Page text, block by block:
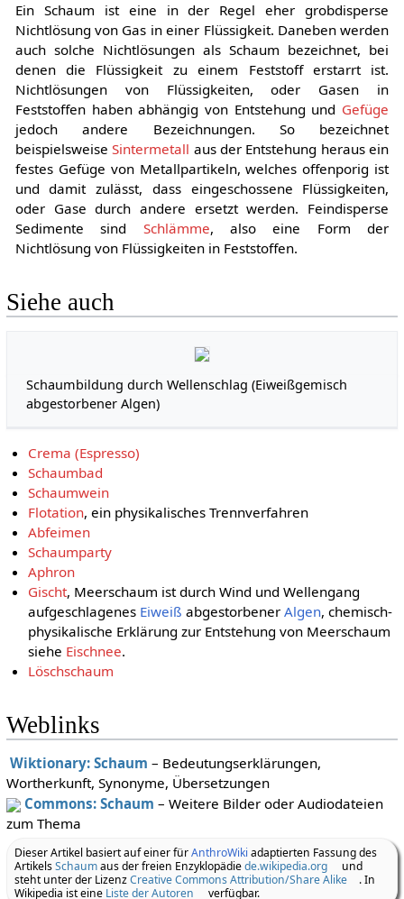
Ein Schaum ist eine in der Regel eher grobdisperse
Nichtlösung von Gas in einer Flüssigkeit. Daneben werden
auch solche Nichtlösungen als Schaum bezeichnet, bei
denen die Flüssigkeit zu einem Feststoff erstarrt ist.
Nichtlösungen von Flüssigkeiten, oder Gasen in
Feststoffen haben abhängig von Entstehung und Gefüge
jedoch andere Bezeichnungen. So bezeichnet
beispielsweiseSintermetall aus der Entstehung heraus ein
festes Gefüge von Metallpartikeln, welches offenporig ist
und damit zulässt, dass eingeschossene Flüssigkeiten,
oder Gase durch andere ersetzt werden. Feindisperse
Sedimente sind Schlämme, also eine Form der
Nichtlösung von Flüssigkeiten in Feststoffen.
Siehe auch
Schaumbildung durch Wellenschlag (Eiweißgemisch
abgestorbener Algen)
Crema (Espresso)
Schaumbad
Schaumwein
Flotation, ein physikalisches Trennverfahren
Abfeimen
Schaumparty
Aphron
Gischt, Meerschaum ist durch Wind und Wellengang
aufgeschlagenes Eiweiß abgestorbenerAlgen, chemisch-
physikalische Erklärung zur Entstehung von Meerschaum
siehe Eischnee.
Löschschaum
Weblinks
Wiktionary: Schaum – Bedeutungserklärungen,
Wortherkunft, Synonyme, Übersetzungen
Commons: Schaum – Weitere Bilder oder Audiodateien
zum Thema
Dieser Artikel basiert auf einer fürAnthroWiki adaptierten Fassung des
ArtikelsSchaumaus der freien Enzyklopädiede.wikipedia.org
und
steht unter der LizenzCreative Commons Attribution/Share Alike
. In
Wikipedia ist eine Liste der Autoren verfügbar.